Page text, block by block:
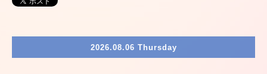
2026.08.06 Thursday